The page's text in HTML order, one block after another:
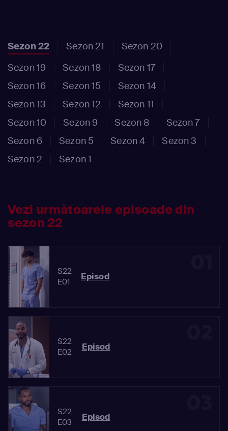
Sezon 22 Sezon 21
Sezon 20
Sezon 19
Sezon 18
Sezon 17
Sezon 16
Sezon 15
Sezon 14
Sezon 13
Sezon 12
Sezon 11
Sezon 10
Sezon 9 Sezon 8
Sezon 7
Sezon 6
Sezon 5 Sezon 4
Sezon 3
Sezon 2
Sezon 1
Vezi următoarele episoade din
sezon 22
S22
E01
Episod
S22
E02
Episod
S22
E03
Episod